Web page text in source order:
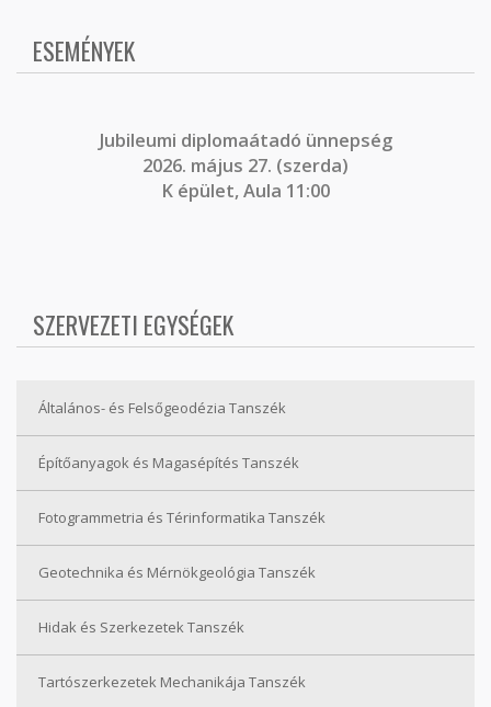
ESEMÉNYEK
Jubileumi diplomaátadó ünnepség
2026. május 27. (szerda)
K épület, Aula 11:00
SZERVEZETI EGYSÉGEK
Általános- és Felsőgeodézia Tanszék
Építőanyagok és Magasépítés Tanszék
Fotogrammetria és Térinformatika Tanszék
Geotechnika és Mérnökgeológia Tanszék
Hidak és Szerkezetek Tanszék
Tartószerkezetek Mechanikája Tanszék